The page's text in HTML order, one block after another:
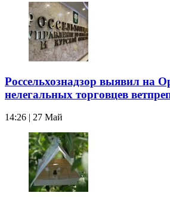
Россельхознадзор выявил на
нелегальных торговцев
14:26 | 27 Май